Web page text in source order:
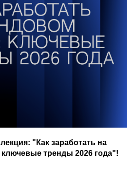
"Как заработать на
тренды 2026 года"!